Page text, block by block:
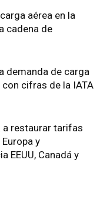
aérea en la
cadena de
demanda de carga
cifras de la IATA
a restaurar tarifas
y
EEUU, Canadá y